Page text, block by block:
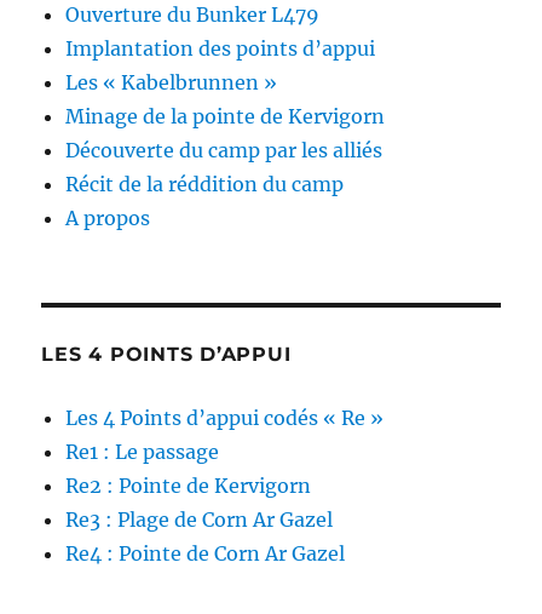
Ouverture du Bunker L479
Implantation des points d’appui
Les « Kabelbrunnen »
Minage de la pointe de Kervigorn
Découverte du camp par les alliés
Récit de la réddition du camp
A propos
LES 4 POINTS D’APPUI
Les 4 Points d’appui codés « Re »
Re1 : Le passage
Re2 : Pointe de Kervigorn
Re3 : Plage de Corn Ar Gazel
Re4 : Pointe de Corn Ar Gazel